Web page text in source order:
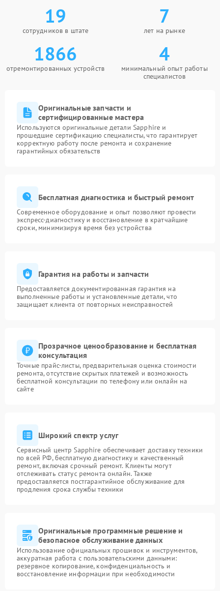
Перечень выполняемых работ
Мастера проводят замену вентиляторов,
пайку элементов. Бесплатная диагностика в
сервисном центре FIX-SAPPHIRE проводится до
согласования стоимости, что дает полное
прием видеокарты и фиксация симптомов;
диагностика на стенде;
согласование цены;
ремонт и замена компонентов;
финальное тестирование.
гарантийные условия
Как проходит взаимодействие с клиентом
Сервисный центр Sapphire оформляет заказ, после
На все выполненные операции и установленные
записи: +7 (495) 023-73-25, адрес: ул. Чаянова 18.
19
сотрудников в штате
7
лет на рынке
1866
отремонтированных устройств
4
минимальный опыт работы
специалистов
Оригинальные запчасти и
сертифицированные мастера
Используются оригинальные детали Sapphire и
прошедшие сертификацию специалисты, что гарантирует
корректную работу после ремонта и сохранение
гарантийных обязательств
Бесплатная диагностика и быстрый ремонт
Современное оборудование и опыт позволяют провести
экспресс-диагностику и восстановление в кратчайшие
сроки, минимизируя время без устройства
Гарантия на работы и запчасти
Предоставляется документированная гарантия на
выполненные работы и установленные детали, что
защищает клиента от повторных неисправностей
Прозрачное ценообразование и бесплатная
консультация
Точные прайс-листы, предварительная оценка стоимости
ремонта, отсутствие скрытых платежей и возможность
бесплатной консультации по телефону или онлайн на
сайте
Широкий спектр услуг
Сервисный центр Sapphire обеспечивает доставку техники
по всей РФ, бесплатную диагностику и качественный
ремонт, включая срочный ремонт. Клиенты могут
отслеживать статус ремонта онлайн. Также
предоставляется постгарантийное обслуживание для
продления срока службы техники
Оригинальные программные решение и
безопасное обслуживание данных
Использование официальных прошивок и инструментов,
аккуратная работа с пользовательскими данными:
резервное копирование, конфиденциальность и
восстановление информации при необходимости